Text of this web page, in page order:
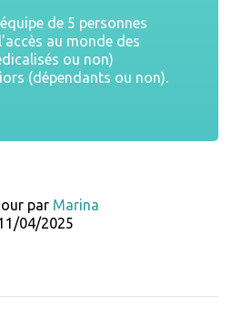
de 5 personnes
au monde des
ou non)
(dépendants ou non).
par Marina
04/2025